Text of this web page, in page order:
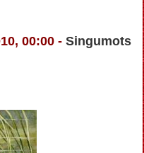
00:00 - Singumots